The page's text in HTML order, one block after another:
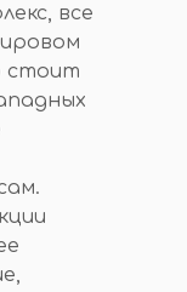
все
стоит